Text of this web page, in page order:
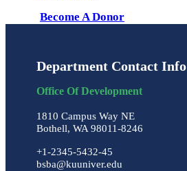
Become A Donor
Department Contact Info
Office Of Development
1810 Campus Way NE
Bothell, WA 98011-8246
+1-2345-5432-45
bsba@kuuniver.edu